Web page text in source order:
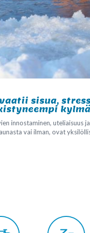
sisua,
innostaminen, uteliaisuus
vai ilman, ovat